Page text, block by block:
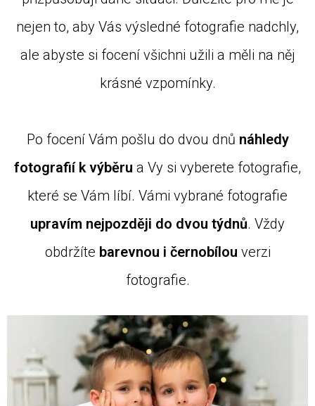
nejen to, aby Vás výsledné fotografie nadchly,
ale abyste si focení všichni užili a měli na něj
krásné vzpomínky.
Po focení Vám pošlu do dvou dnů náhledy
fotografií k výběru a Vy si vyberete fotografie,
které se Vám líbí. Vámi vybrané fotografie
upravím nejpozději do dvou týdnů. Vždy
obdržíte barevnou i černobílou verzi
fotografie.